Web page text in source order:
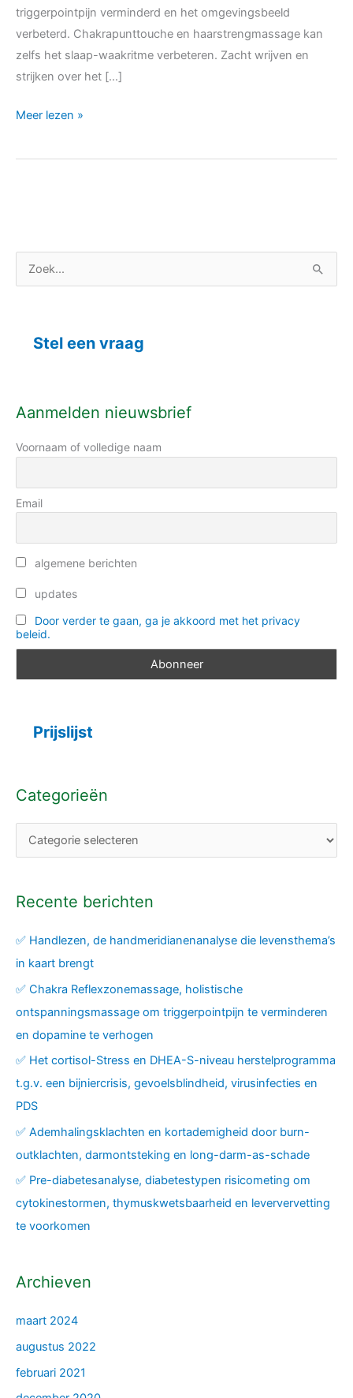
triggerpointpijn verminderd en het omgevingsbeeld
verbeterd. Chakrapunttouche en haarstrengmassage kan
zelfs het slaap-waakritme verbeteren. Zacht wrijven en
strijken over het […]
Meer lezen »
a
:
Stel een vraag
Aanmelden nieuwsbrief
Voornaam of volledige naam
Email
algemene berichten
updates
Door verder te gaan, ga je akkoord met het privacy
beleid.
Prijslijst
Categorieën
a
i
e
n
Recente berichten
✅ Handlezen, de handmeridianenanalyse die levensthema’s
in kaart brengt
✅ Chakra Reflexzonemassage, holistische
ontspanningsmassage om triggerpointpijn te verminderen
en dopamine te verhogen
✅ Het cortisol-Stress en DHEA-S-niveau herstelprogramma
t.g.v. een bijniercrisis, gevoelsblindheid, virusinfecties en
PDS
✅ Ademhalingsklachten en kortademigheid door burn-
outklachten, darmontsteking en long-darm-as-schade
✅ Pre-diabetesanalyse, diabetestypen risicometing om
cytokinestormen, thymuskwetsbaarheid en leververvetting
te voorkomen
Archieven
maart 2024
augustus 2022
februari 2021